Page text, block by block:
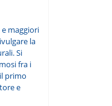
maggiori
la
Si
fra i
primo
e